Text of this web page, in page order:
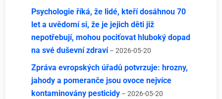
Psychologie říká, že lidé, kteří dosáhnou 70
let a uvědomí si, že je jejich děti již
nepotřebují, mohou pociťovat hluboký dopad
na své duševní zdraví – 2026-05-20
Zpráva evropských úřadů potvrzuje: hrozny,
jahody a pomeranče jsou ovoce nejvíce
kontaminovány pesticidy – 2026-05-20